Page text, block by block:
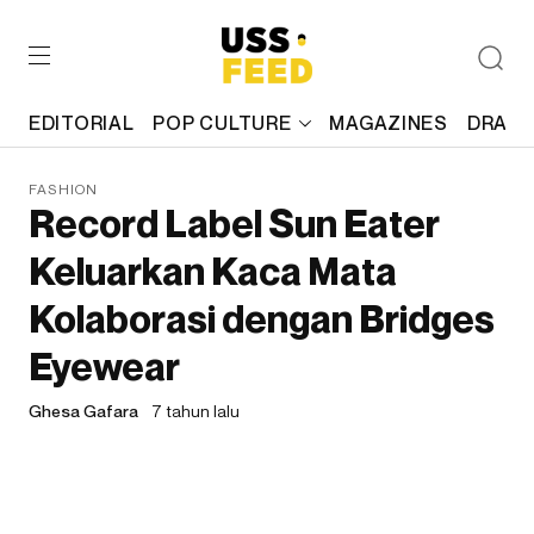
EDITORIAL POP CULTURE MAGAZINES
FASHION
Record Label Sun Eater
Keluarkan Kaca Mata
Kolaborasi dengan Bridges
Eyewear
Ghesa Gafara 7 tahun lalu